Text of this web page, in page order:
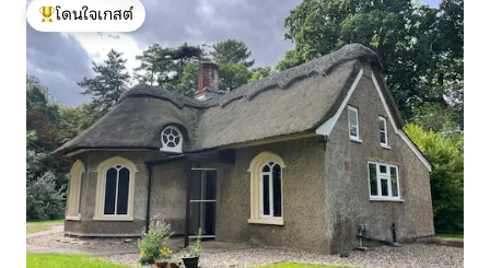
โดนใจเกสต์ที่สุด
โดนใจเกสต์